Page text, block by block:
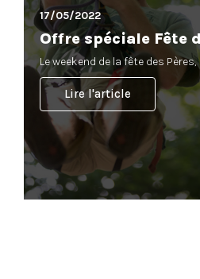
17/05/2022
Offre spéciale Fête
Le weekend de la fête des
Lire l'article